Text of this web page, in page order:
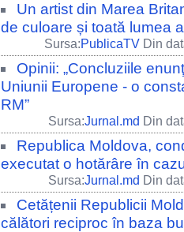
Un artist din Marea
de culoare și toată lumea
Sursa:PublicaTV Din
Opinii: „Concluziile
Uniunii Europene - o
RM”
Sursa:Jurnal.md Din
Republica Moldova,
executat o hotărâre în
Sursa:Jurnal.md Din
Cetățenii Republicii
călători reciproc în baza